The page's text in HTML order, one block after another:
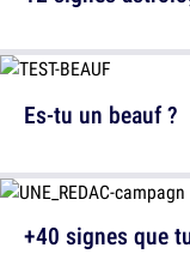
Es-tu un beauf ?
+40 signes que